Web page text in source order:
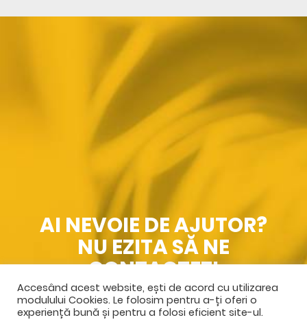
AI NEVOIE DE AJUTOR?
NU EZITA SĂ NE
CONTACTEZI
SPRE CONTACT
Accesând acest website, ești de acord cu utilizarea
modulului Cookies. Le folosim pentru a-ți oferi o
experiență bună și pentru a folosi eficient site-ul.